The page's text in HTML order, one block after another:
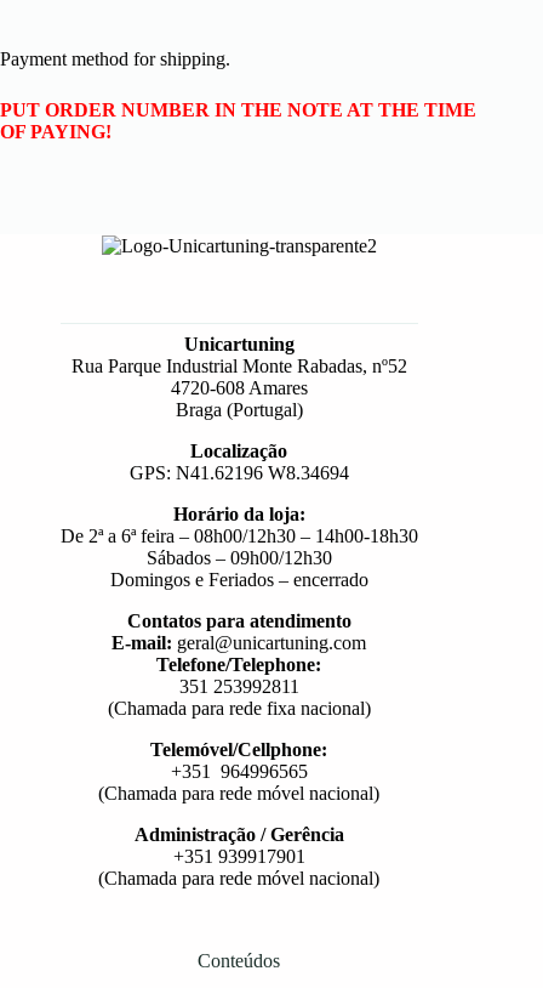
Payment method for shipping.
PUT ORDER NUMBER IN THE NOTE AT THE TIME
OF PAYING!
Unicartuning
Rua Parque Industrial Monte Rabadas, nº52
4720-608 Amares
Braga (Portugal)
Localização
GPS: N41.62196 W8.34694
Horário da loja:
De 2ª a 6ª feira – 08h00/12h30 – 14h00-18h30
Sábados – 09h00/12h30
Domingos e Feriados – encerrado
Contatos para atendimento
E-mail: geral@unicartuning.com
Telefone/Telephone:
351 253992811
(Chamada para rede fixa nacional)
Telemóvel/Cellphone:
+351 964996565
(Chamada para rede móvel nacional)
Administração / Gerência
+351 939917901
(Chamada para rede móvel nacional)
Conteúdos